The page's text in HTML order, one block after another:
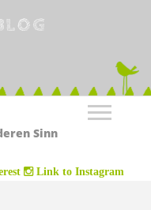
Sinn
Link to Instagram